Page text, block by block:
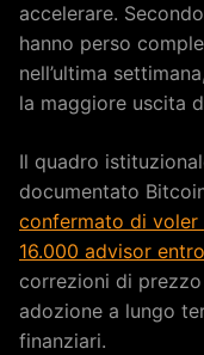
accelerare.
hanno perso
nell’ultima
la maggiore uscita
Il quadro
documentato
confermato di
16.000 advisor
correzioni di
adozione a lungo
finanziari.